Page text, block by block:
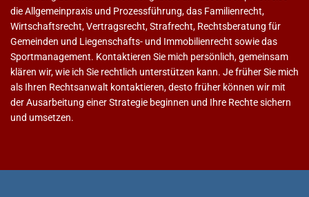
die Allgemeinpraxis und Prozessführung, das Familienrecht,
Wirtschaftsrecht, Vertragsrecht, Strafrecht, Rechtsberatung für
Gemeinden und Liegenschafts- und Immobilienrecht sowie das
Sportmanagement. Kontaktieren Sie mich persönlich, gemeinsam
klären wir, wie ich Sie rechtlich unterstützen kann. Je früher Sie mich
als Ihren Rechtsanwalt kontaktieren, desto früher können wir mit
der Ausarbeitung einer Strategie beginnen und Ihre Rechte sichern
und umsetzen.